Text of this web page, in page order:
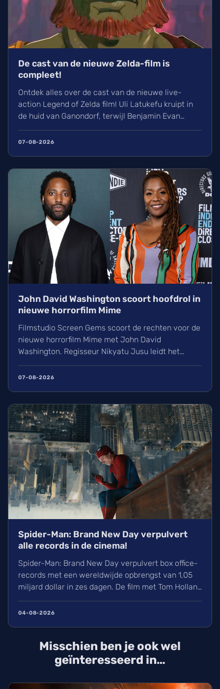
De cast van de nieuwe Zelda-film is
compleet!
Ontdek alles over de cast van de nieuwe live-
action Legend of Zelda film! Uli Latukefu kruipt in
de huid van Ganondorf, terwijl Benjamin Evan
Ainsworth en Bo Bragason de rollen van Link en
Zelda vertolken. De film, geregisseerd door Wes
wachten!
07-08-2026
John David Washington scoort hoofdrol in
nieuwe horrorfilm Mime
Filmstudio Screen Gems scoort de rechten voor de
nieuwe horrorfilm Mime met John David
Washington. Regisseur Nikyatu Jusu leidt het
bovennatuurlijke project. Ontdek ook het laatste
nieuws over streamingtoppers zoals Hit Man en
Thursday Murder Club.
07-08-2026
Spider-Man: Brand New Day verpulvert
alle records in de cinema!
Spider-Man: Brand New Day verpulvert box office-
records met een wereldwijde opbrengst van 1,05
miljard dollar in zes dagen. De film met Tom Holland
en Zendaya haalt hiermee bijna Avengers:
Endgame in. Volgens hollywoodreporter.com
IMAX-release.
04-08-2026
Misschien ben je ook wel
geïnteresseerd in…